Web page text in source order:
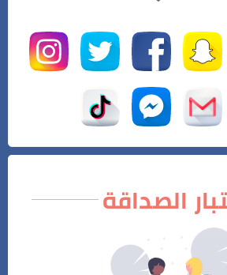
الصداقة